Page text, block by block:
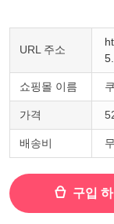
URL 주소
쇼핑몰 이름
가격
배송비
구입 하